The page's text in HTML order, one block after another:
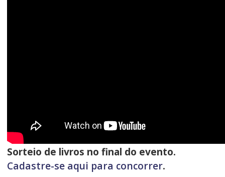
Sorteio de livros no final do evento.
Cadastre-se aqui para concorrer.